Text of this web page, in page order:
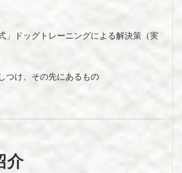
」ドッグトレーニングによる解決策（実
つけ、その先にあるもの
介